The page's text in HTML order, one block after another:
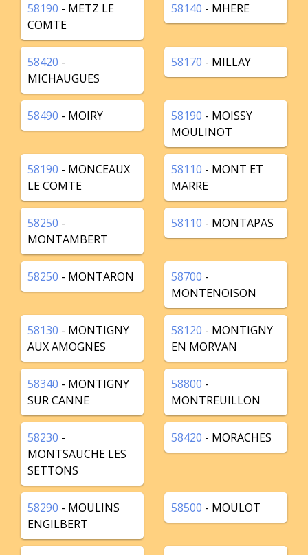
58190 - METZ LE
COMTE
58140 - MHERE
58420 -
MICHAUGUES
58170 - MILLAY
58490 - MOIRY 58190 - MOISSY
MOULINOT
58190 - MONCEAUX
LE COMTE
58110 - MONT ET
MARRE
58250 -
MONTAMBERT
58110 - MONTAPAS
58250 - MONTARON 58700 -
MONTENOISON
58130 - MONTIGNY
AUX AMOGNES
58120 - MONTIGNY
EN MORVAN
58340 - MONTIGNY
SUR CANNE
58800 -
MONTREUILLON
58230 -
MONTSAUCHE LES
SETTONS
58420 - MORACHES
58290 - MOULINS
ENGILBERT
58500 - MOULOT